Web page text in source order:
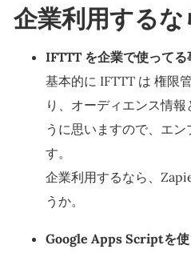
企業利用するな
IFTTT を企業で使って
基本的に IFTTT は 権限
り、オーディエンス情
うに思いますので、エ
す。
企業利用するなら、
うか。
Google Apps Scriptを使